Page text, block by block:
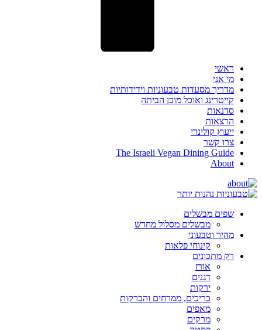
ראשי
מי אני
מדריך מסעדות טבעוניות וידידותיות
קייטרינג ואוכל מוכן הביתה
סדנאות
הרצאות
ייעוץ קולינרי
צרו קשר
The Israeli Vegan Dining Guide
About
שפים מבשלים
מבשלים מסלול מחדש
מהיר וטבעוני
קינוחי פלאות
רק מתכונים
אורז
דגנים
ירקות
כריכים, ממרחים והברקות
מאפים
מרקים